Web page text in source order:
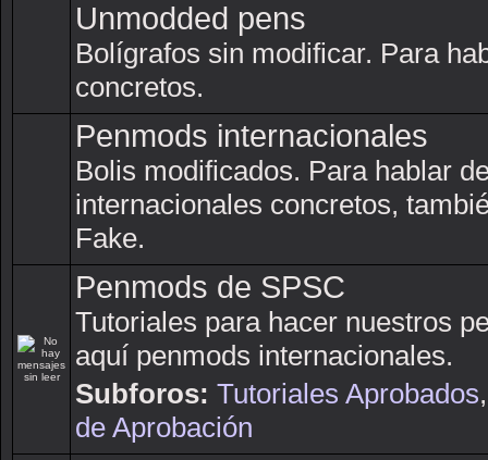
Unmodded pens
Bolígrafos sin modificar. Para
concretos.
Penmods internacionales
Bolis modificados. Para hablar
internacionales concretos,
Fake.
Penmods de SPSC
Tutoriales para hacer nuestros
aquí penmods internacionales.
Subforos: Tutoriales Aprobados
de Aprobación